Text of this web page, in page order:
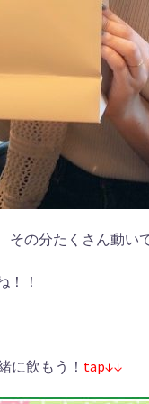
その分たくさん動い
！！
に飲もう！ tap↓↓